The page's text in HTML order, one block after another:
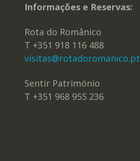
Informações e Reservas:
Rota do Românico
T +351 918 116 488
visitas@rotadoromanico.pt
Sentir Património
T +351 968 955 236